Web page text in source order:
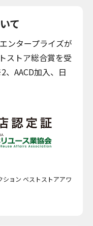
て
ンタープライズが
ストア総合賞を受
AACD加入、日
ョン ベストストアアワ